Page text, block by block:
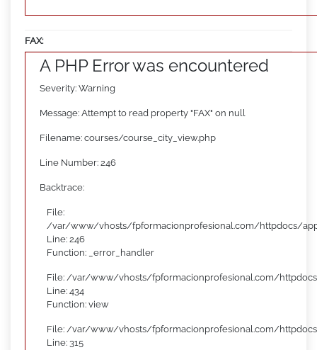
FAX:
A PHP Error was encountered
Severity: Warning
Message: Attempt to read property "FAX" on null
Filename: courses/course_city_view.php
Line Number: 246
Backtrace:
File:
/var/www/vhosts/fpformacionprofesional.com/httpdocs/
Line: 246
Function: _error_handler
File: /var/www/vhosts/fpformacionprofesional.com/
Line: 434
Function: view
File: /var/www/vhosts/fpformacionprofesional.com/
Line: 315